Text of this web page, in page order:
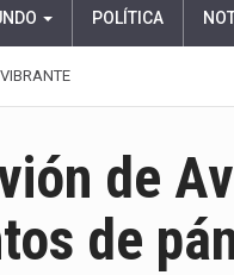
POLÍTICA
de
de